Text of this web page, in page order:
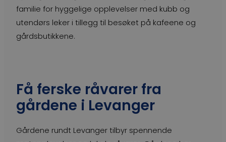
familie for hyggelige opplevelser med kubb og
utendørs leker i tillegg til besøket på kafeene og
gårdsbutikkene.
Få ferske råvarer fra
gårdene i Levanger
Gårdene rundt Levanger tilbyr spennende